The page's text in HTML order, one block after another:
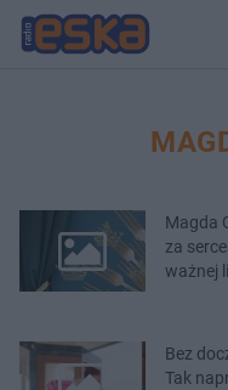
Magda
za
ważnej
Bez
Tak